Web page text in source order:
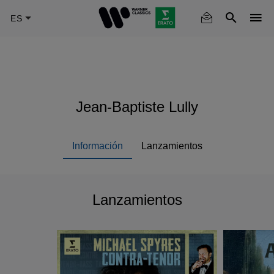
Jean-Baptiste Lully
Información Lanzamientos
Lanzamientos